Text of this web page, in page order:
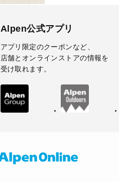
Alpen公式アプリ
アプリ限定のクーポンなど、
店舗とオンラインストアの情報を
受け取れます。